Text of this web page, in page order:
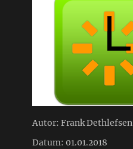
Autor: Frank Dethlefsen
Datum: 01.01.2018